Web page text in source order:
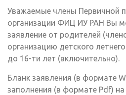
Уважаемые члены Первичной
организации ФИЦ ИУ РАН Вы
заявление от родителей
организацию детского
до 16-ти лет (включительно).
Бланк заявления (в формате
заполнения (в формате Pdf) на